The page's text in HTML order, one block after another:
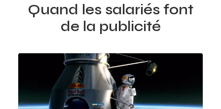
Quand les salariés font
de la publicité